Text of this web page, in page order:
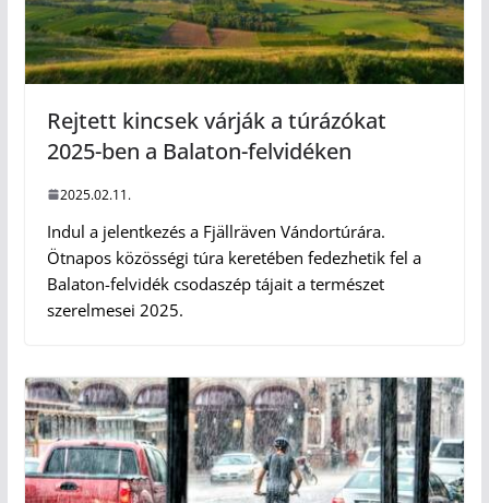
Rejtett kincsek várják a túrázókat
2025-ben a Balaton-felvidéken
2025.02.11.
Indul a jelentkezés a Fjällräven Vándortúrára.
Ötnapos közösségi túra keretében fedezhetik fel a
Balaton-felvidék csodaszép tájait a természet
szerelmesei 2025.